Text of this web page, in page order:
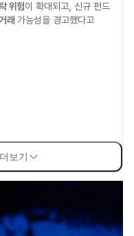
위험이 확대되고, 신규 펀드
래 가능성을 경고했다고
보기